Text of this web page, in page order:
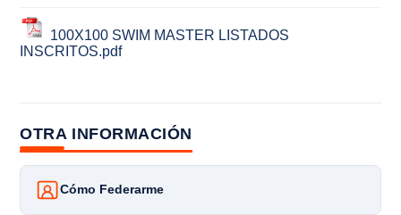
100X100 SWIM MASTER LISTADOS
INSCRITOS.pdf
OTRA INFORMACIÓN
Cómo Federarme